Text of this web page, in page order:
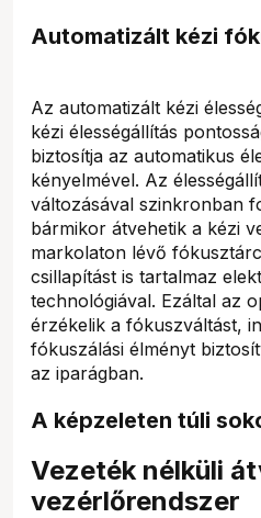
Automatizált kézi
Az automatizált kézi
kézi élességállítás
biztosítja az automatikus
kényelmével. Az
változásával szinkronban
bármikor átvehetik a kézi
markolaton lévő
csillapítást is tartalmaz
technológiával. Ezáltal az
érzékelik a fókuszváltást,
fókuszálási élményt
az iparágban.
A képzeleten túli
Vezeték nélküli
vezérlőrendszer